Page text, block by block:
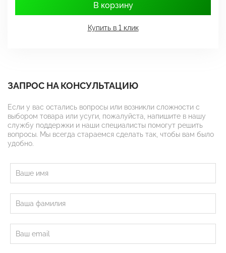
В корзину
Купить в 1 клик
ЗАПРОС НА КОНСУЛЬТАЦИЮ
Если у вас остались вопросы или возникли сложности с
выбором товара или усуги, пожалуйста, напишите в нашу
службу поддержки и наши специалисты помогут решить
вопросы. Мы всегда стараемся сделать так, чтобы вам было
удобно.